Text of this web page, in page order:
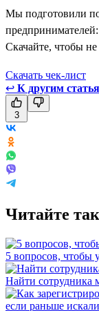
Мы подготовили
Скачайте, чтобы не
Скачать чек-лист
↩ К другим
3
Читайте
5 вопросов, чтобы
Найти сотрудника